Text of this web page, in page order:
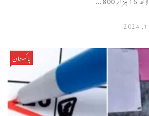
پاکستان